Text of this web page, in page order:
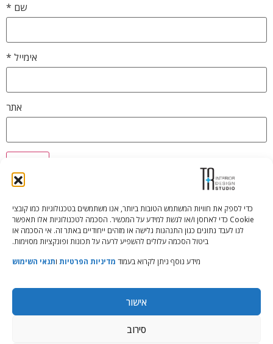
כדי לספק את חוויות המשתמש הטובות ביותר, אנו משתמשים בטכנולוגיות כמו קובצי
Cookie כדי לאחסן ו/או לגשת למידע על המכשיר. הסכמה לטכנולוגיות אלו תאפשר
לנו לעבד נתונים כגון התנהגות גלישה או מזהים ייחודיים באתר זה. אי הסכמה או
ביטול הסכמה עלולים להשפיע לרעה על תכונות ופונקציות מסוימות.
מידע נוסף ניתן לקרוא בעמוד מדיניות הפרטיות ותנאי השימוש
אישור
סירוב
שם *
אימייל *
אתר
Tali Shenfeld:052.620.2446
tali@TRstudio.co.il
rakefet@TRstudio.co.il